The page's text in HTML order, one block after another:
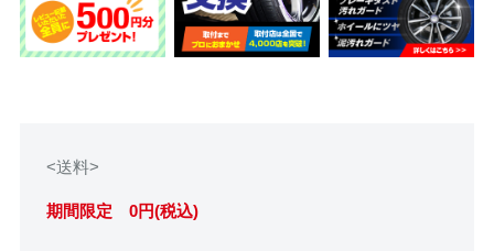
<送料>
期間限定 0円(税込)